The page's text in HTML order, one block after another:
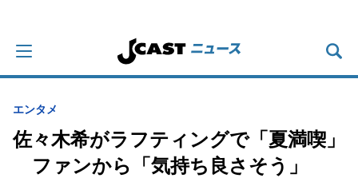
エンタメ
佐々木希がラフティングで「夏満喫」
ファンから「気持ち良さそう」